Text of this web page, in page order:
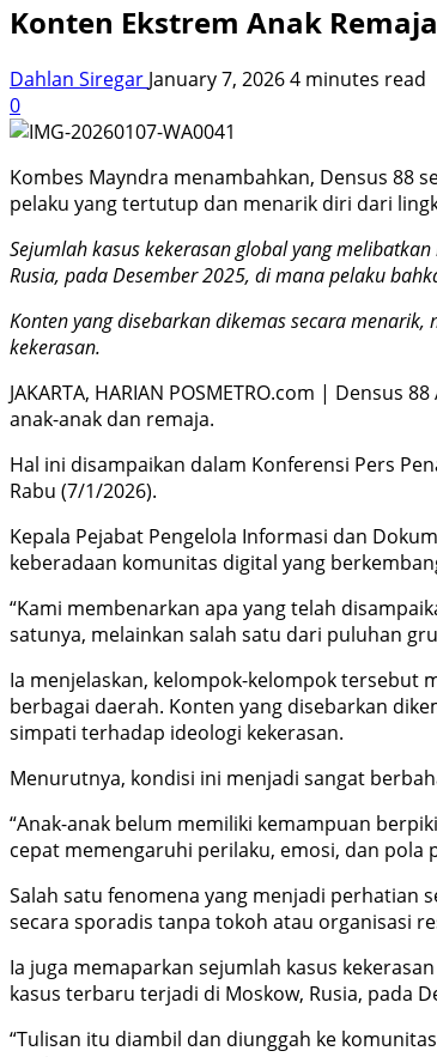
Konten Ekstrem Anak
Dahlan Siregar January 7, 20264 minutes read
0
Kombes Mayndra menambahkan, Densus 88
pelaku yang tertutup dan menarik diri dari
Sejumlah kasus kekerasan global yang
Rusia, pada Desember 2025, di mana pelaku
Konten yang disebarkan dikemas secara
kekerasan.
JAKARTA, HARIAN POSMETRO.com |
anak-anak dan remaja.
Hal ini disampaikan dalam Konferensi Pers
Rabu (7/1/2026).
Kepala Pejabat Pengelola Informasi dan
keberadaan komunitas digital yang
“Kami membenarkan apa yang telah
satunya, melainkan salah satu dari puluhan
Ia menjelaskan, kelompok-kelompok tersebut
berbagai daerah. Konten yang disebarkan
simpati terhadap ideologi kekerasan.
Menurutnya, kondisi ini menjadi sangat
“Anak-anak belum memiliki kemampuan
cepat memengaruhi perilaku, emosi, dan pola
Salah satu fenomena yang menjadi perhatian
secara sporadis tanpa tokoh atau organisasi
Ia juga memaparkan sejumlah kasus
kasus terbaru terjadi di Moskow, Rusia, pada
“Tulisan itu diambil dan diunggah ke